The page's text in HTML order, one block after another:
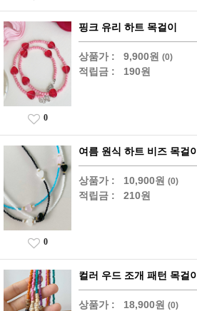
핑크 유리 하트 목걸이
상품가 : 9,900원 (0)
적립금 : 190원
0
여름 원식 하트 비즈 목걸이
상품가 : 10,900원 (0)
적립금 : 210원
0
컬러 우드 조개 패턴 목걸이
상품가 : 18,900원 (0)